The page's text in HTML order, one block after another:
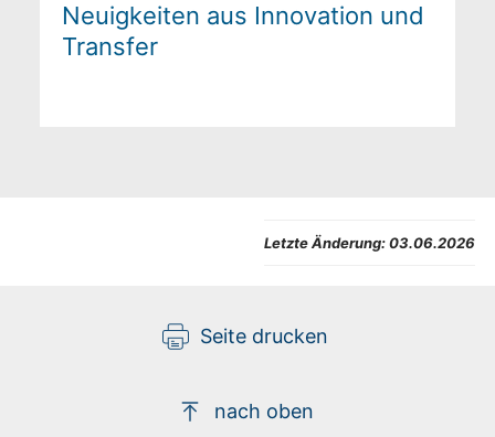
Neuigkeiten aus Innovation und
Transfer
Letzte Änderung:03.06.2026
Seite drucken
nach oben